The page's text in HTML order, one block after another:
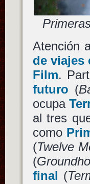
Atención
de viajes
Film.
futuro (
ocupa
al tres
como
(Twelve
(
final (